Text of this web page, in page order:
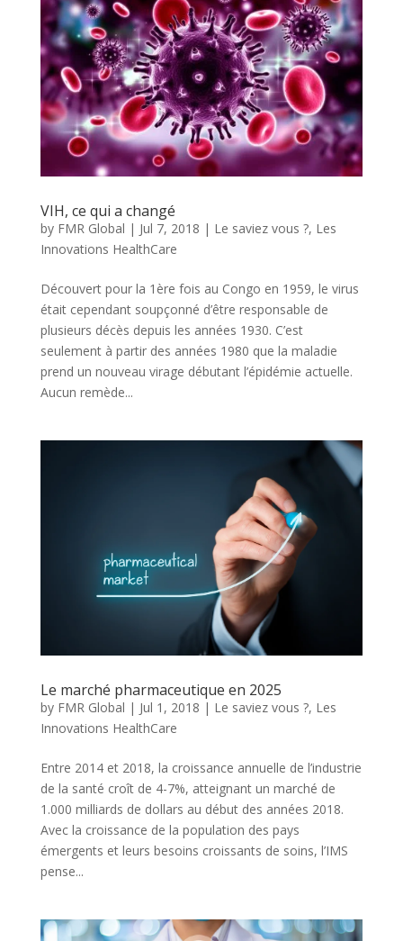
VIH, ce qui a changé
by FMR Global | Jul 7, 2018 | Le saviez vous ?, Les
Innovations HealthCare
Découvert pour la 1ère fois au Congo en 1959, le virus
était cependant soupçonné d’être responsable de
plusieurs décès depuis les années 1930. C’est
seulement à partir des années 1980 que la maladie
prend un nouveau virage débutant l’épidémie actuelle.
Aucun remède...
Le marché pharmaceutique en 2025
by FMR Global | Jul 1, 2018 | Le saviez vous ?, Les
Innovations HealthCare
Entre 2014 et 2018, la croissance annuelle de l’industrie
de la santé croît de 4-7%, atteignant un marché de
1.000 milliards de dollars au début des années 2018.
Avec la croissance de la population des pays
émergents et leurs besoins croissants de soins, l’IMS
pense...